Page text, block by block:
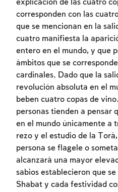
explicación de las cuatro
corresponden con las
que se mencionan en la
cuatro manifiesta la
entero en el mundo, y que
ámbitos que se
cardinales. Dado que la
revolución absoluta en el
beben cuatro copas de
personas tienden a pensar
en el mundo únicamente a
rezo y el estudio de la
persona se flagele o
alcanzará una mayor
sabios establecieron que
Shabat y cada festividad